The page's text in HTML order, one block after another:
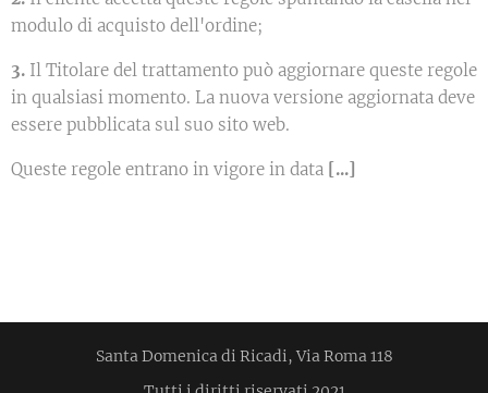
modulo di acquisto dell'ordine;
3. Il Titolare del trattamento può aggiornare queste regole
in qualsiasi momento. La nuova versione aggiornata deve
essere pubblicata sul suo sito web.
Queste regole entrano in vigore in data [...]
Santa Domenica di Ricadi, Via Roma 118